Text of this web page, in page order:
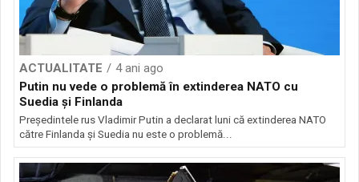
ACTUALITATE
4 ani ago
Putin nu vede o problemă în extinderea NATO cu
Suedia și Finlanda
Președintele rus Vladimir Putin a declarat luni că extinderea NATO
către Finlanda şi Suedia nu este o problemă...